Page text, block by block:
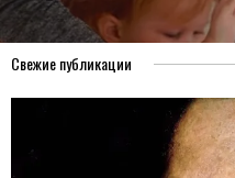
Свежие публикации